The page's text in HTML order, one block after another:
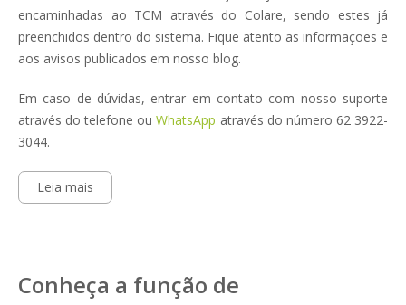
encaminhadas ao TCM através do Colare, sendo estes já
preenchidos dentro do sistema. Fique atento as informações e
aos avisos publicados em nosso blog.
Em caso de dúvidas, entrar em contato com nosso suporte
através do telefone ouWhatsApp através do número 62 3922-
3044.
Leia mais
Conheça a função de